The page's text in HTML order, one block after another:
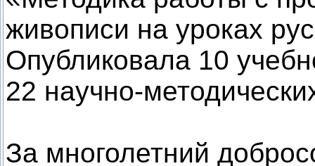
живописи на уроках
Опубликовала 10
22 научно-
За многолетний